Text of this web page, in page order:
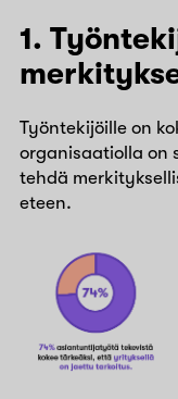
1.
Työntekijöille on
organisaatiolla on
tehdä
eteen.